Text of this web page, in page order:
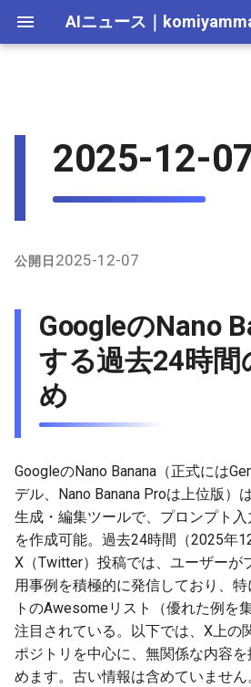
AIニュース
a
l
e
a
c
h
AI 総合｜2025年
生成AI｜2025年
エディタ－｜2025年
MCP｜2025年
2026-07-16
2026-07-14
2026-07-12
2026-07-11
2026-07-10
2026-07-09
2026-07-08
2026-07-07
2026-07-05
2026-07-04
る過去24時間の情報まとめ
GitHub上のNano Bananaプ
Adobe Firefly｜2025年
Veo｜2025年
Suno｜2025年
2025-12-
公開日 2025-12-07
GoogleのNano
する過去24時間
め
GoogleのNano Banana（正式には
デル、Nano Banana Proは上位版）
生成・編集ツールで、プロンプト
を作成可能。過去24時間（2025年
X（Twitter）投稿では、ユーザーが
用事例を積極的に発信しており、
トのAwesomeリスト（優れた例を
注目されている。以下では、X上の
ポジトリを中心に、無関係な内容
めます。古い情報は含めていません